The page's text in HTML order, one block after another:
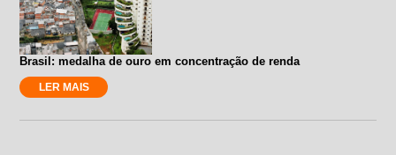
Brasil: medalha de ouro em concentração de renda
LER MAIS